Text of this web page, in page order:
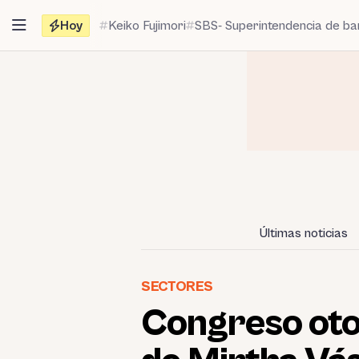
contenido
Hoy Keiko Fujimori SBS- Superintendencia de
Últimas noticias
SECTORES
Congreso